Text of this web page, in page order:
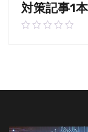
対策記事1本
0.00